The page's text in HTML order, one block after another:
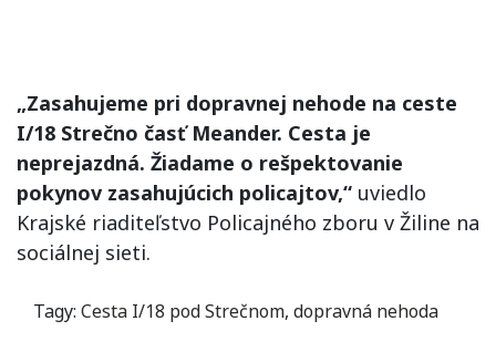
„Zasahujeme pri dopravnej nehode na ceste
I/18 Strečno časť Meander. Cesta je
neprejazdná. Žiadame o rešpektovanie
pokynov zasahujúcich policajtov,“ uviedlo
Krajské riaditeľstvo Policajného zboru v Žiline na
sociálnej sieti.
Tagy: Cesta I/18 pod Strečnom, dopravná nehoda